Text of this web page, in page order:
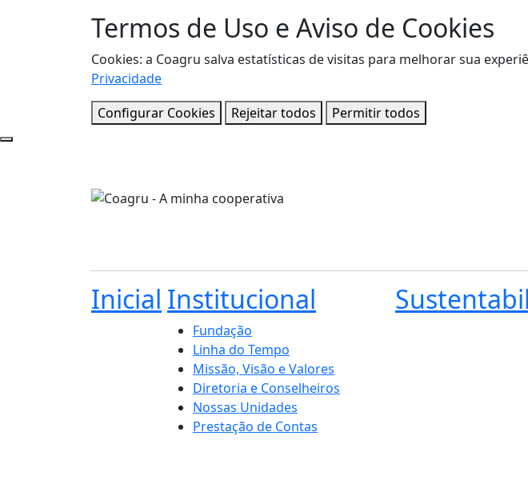
Termos de Uso e Aviso de Cookies
Cookies: a Coagru salva estatísticas de visitas para melhorar sua
Privacidade
Configurar Cookies
Rejeitar todos Permitir todos
Inicial Institucional
Fundação
Linha do Tempo
Missão, Visão e Valores
Diretoria e Conselheiros
Nossas Unidades
Prestação de Contas